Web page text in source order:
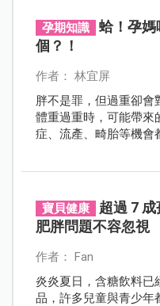
孕期知識
蛤！孕媽
個？！
作者： 林宜屏
胖不是罪，但過重卻會
體重過重時，可能帶來
症、流產、畸胎等機會
寶貝健康
超過 7
肥胖問題不容忽視
作者： Fan
炎炎夏日，含糖飲料已
品，許多兒童與青少年